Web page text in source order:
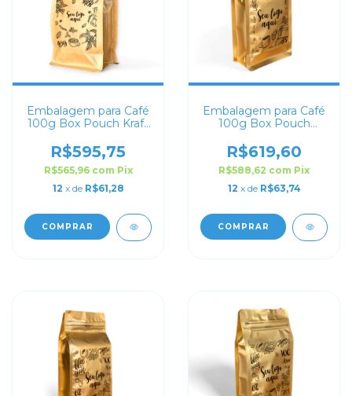
Embalagem para Café
100g Box Pouch Kraft
R$595,75
R$565,96 com Pix
12 x de R$61,28
COMPRAR
Embalagem para Café
100g Box Pouch
Personalizada
R$619,60
R$588,62 com Pix
12 x de R$63,74
COMPRAR